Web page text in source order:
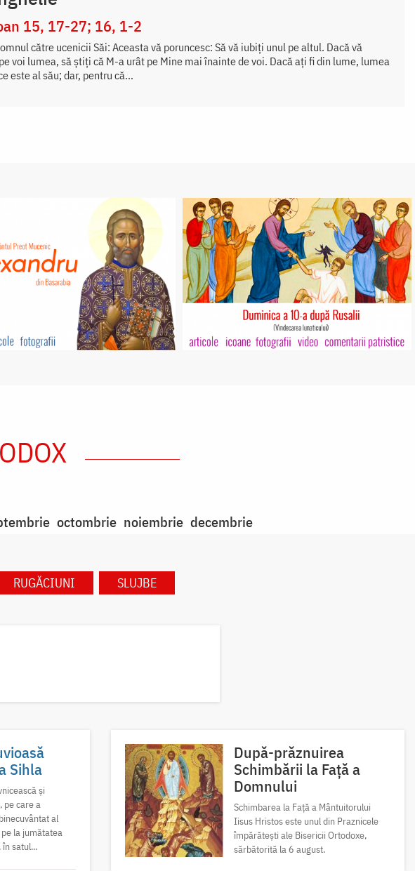
15, 17-27; 16, 1-2
către ucenicii Săi: Aceasta vă poruncesc: Să vă iubiți unul pe altul. Dacă vă
voi lumea, să știți că M-a urât pe Mine mai înainte de voi. Dacă ați fi din lume, lumea
este al său; dar, pentru că...
octombrie noiembrie decembrie
RUGĂCIUNI SLUJBE
Sihla
și
pe care a
al
la jumătatea
satul...
După-prăznuirea
Schimbării la Față a
Domnului
Schimbarea la Față a Mântuitorului
Iisus Hristos este unul din Praznicele
împărătești ale Bisericii Ortodoxe,
sărbătorită la 6 august.